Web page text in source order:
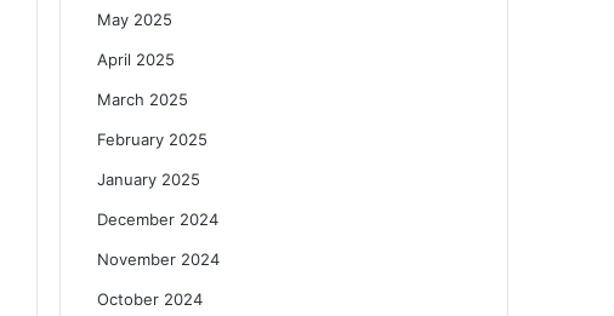
May 2025
April 2025
March 2025
February 2025
January 2025
December 2024
November 2024
October 2024